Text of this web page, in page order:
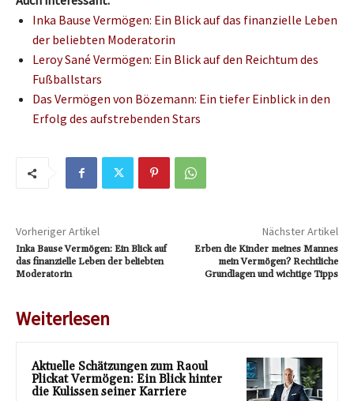
Inka Bause Vermögen: Ein Blick auf das finanzielle Leben
der beliebten Moderatorin
Leroy Sané Vermögen: Ein Blick auf den Reichtum des
Fußballstars
Das Vermögen von Bözemann: Ein tiefer Einblick in den
Erfolg des aufstrebenden Stars
Vorheriger Artikel
Inka Bause Vermögen: Ein Blick auf
das finanzielle Leben der beliebten
Moderatorin
Nächster Artikel
Erben die Kinder meines Mannes
mein Vermögen? Rechtliche
Grundlagen und wichtige Tipps
Weiterlesen
Aktuelle Schätzungen zum Raoul
Plickat Vermögen: Ein Blick hinter
die Kulissen seiner Karriere